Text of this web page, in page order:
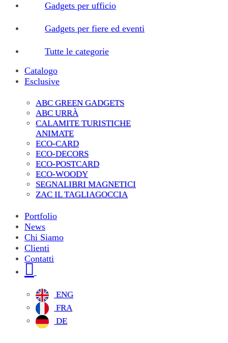
Gadgets per ufficio
Gadgets per fiere ed eventi
Tutte le categorie
Catalogo
Esclusive
ABC GREEN GADGETS
ABC URRÀ
CALAMITE TURISTICHE
ANIMATE
ECO-CARD
ECO-DECORS
ECO-POSTCARD
ECO-WOODY
SEGNALIBRI MAGNETICI
ZAC IL TAGLIAGOCCIA
Portfolio
News
Chi Siamo
Clienti
Contatti
ENG
FRA
DE